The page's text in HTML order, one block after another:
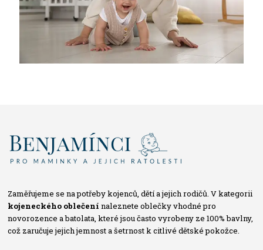
Zaměřujeme se na potřeby kojenců, dětí a jejich rodičů. V kategorii
kojeneckého oblečení naleznete oblečky vhodné pro
novorozence a batolata, které jsou často vyrobeny ze 100% bavlny,
což zaručuje jejich jemnost a šetrnost k citlivé dětské pokožce.